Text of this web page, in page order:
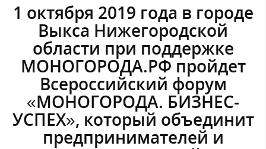
1 октября 2019 года в городе
Выкса Нижегородской
области при поддержке
МОНОГОРОДА.РФ пройдет
Всероссийский форум
«МОНОГОРОДА. БИЗНЕС-
УСПЕХ», который объединит
предпринимателей и